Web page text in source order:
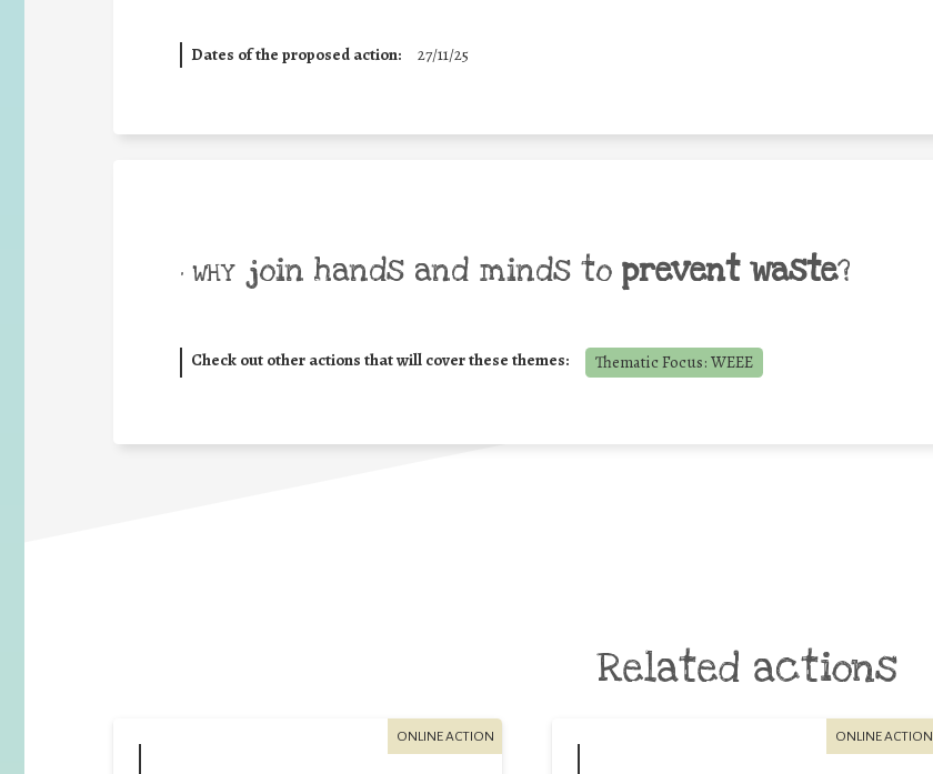
Dates of the proposed action: 27/11/25
• WHY join hands and minds to prevent waste?
Check out other actions that will cover these themes: Thematic Focus: WEEE
Related actions
ONLINE ACTION ONLINE ACTION